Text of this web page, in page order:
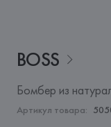
BOSS
Бомбер из
Артикул товара: